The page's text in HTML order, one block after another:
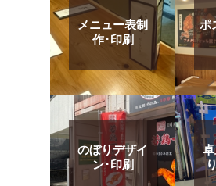
メニュー表制
作･印刷
ポ
のぼりデザイ
ン･印刷